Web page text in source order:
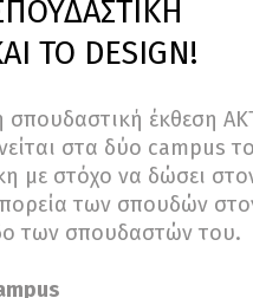
ΤΟ DESIGN!
έκθεση
στα δύο campus
με στόχο να δώσει
των σπουδών
των σπουδαστών του.